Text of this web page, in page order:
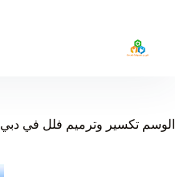
المحتوى
الوسم تكسير وترميم فلل في دبي